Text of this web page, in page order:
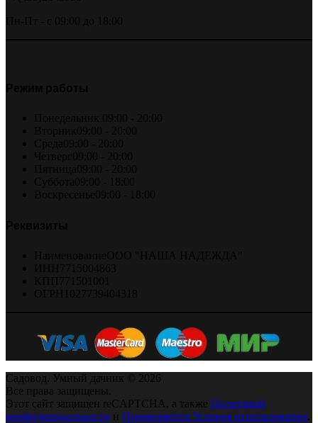
Садовод. Умный дачник © 2026
Все права защищены.
Этот сайт защищен reCAPTCHA, а также Политикой
конфиденциальности и Применяются Условия использования